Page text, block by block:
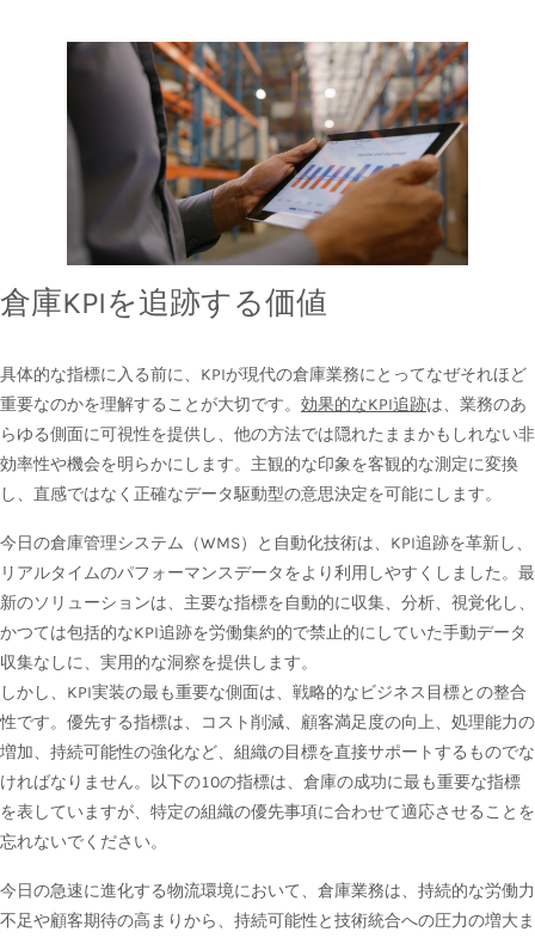
倉庫KPIを追跡する価値
具体的な指標に入る前に、KPIが現代の倉庫業務にとってなぜそれほど
重要なのかを理解することが大切です。 効果的なKPI追跡は、業務のあ
らゆる側面に可視性を提供し、他の方法では隠れたままかもしれない非
効率性や機会を明らかにします。主観的な印象を客観的な測定に変換
し、直感ではなく正確なデータ駆動型の意思決定を可能にします。
今日の倉庫管理システム（WMS）と自動化技術は、KPI追跡を革新し、
リアルタイムのパフォーマンスデータをより利用しやすくしました。最
新のソリューションは、主要な指標を自動的に収集、分析、視覚化し、
かつては包括的なKPI追跡を労働集約的で禁止的にしていた手動データ
収集なしに、実用的な洞察を提供します。
しかし、KPI実装の最も重要な側面は、戦略的なビジネス目標との整合
性です。優先する指標は、コスト削減、顧客満足度の向上、処理能力の
増加、持続可能性の強化など、組織の目標を直接サポートするものでな
ければなりません。以下の10の指標は、倉庫の成功に最も重要な指標
を表していますが、特定の組織の優先事項に合わせて適応させることを
忘れないでください。
今日の急速に進化する物流環境において、倉庫業務は、持続的な労働力
不足や顧客期待の高まりから、持続可能性と技術統合への圧力の増大ま